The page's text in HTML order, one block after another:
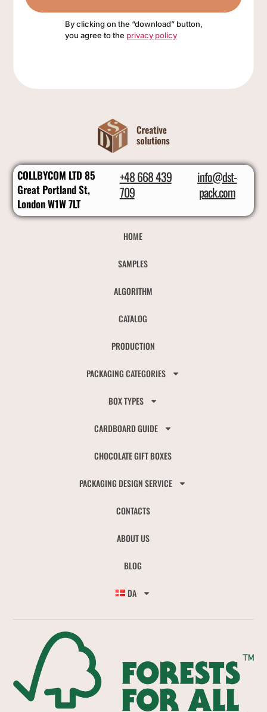
By clicking on the “download” button,
you agree to the privacy policy
COLLBYCOM LTD 85
Great Portland St,
London W1W 7LT
+48 668 439
709
info@dst-
pack.com
HOME
SAMPLES
ALGORITHM
CATALOG
PRODUCTION
PACKAGING CATEGORIES
BOX TYPES
CARDBOARD GUIDE
CHOCOLATE GIFT BOXES
PACKAGING DESIGN SERVICE
CONTACTS
ABOUT US
BLOG
DA